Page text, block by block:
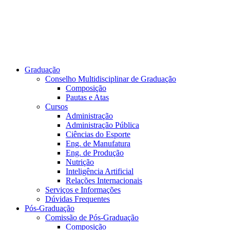
Graduação
Conselho Multidisciplinar de Graduação
Composição
Pautas e Atas
Cursos
Administração
Administração Pública
Ciências do Esporte
Eng. de Manufatura
Eng. de Produção
Nutrição
Inteligência Artificial
Relações Internacionais
Serviços e Informações
Dúvidas Frequentes
Pós-Graduação
Comissão de Pós-Graduação
Composição